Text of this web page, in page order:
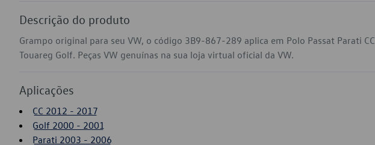
Descrição do produto
Grampo original para seu VW, o código 3B9-867-289 aplica em Polo Passat Parati CC
Touareg Golf. Peças VW genuínas na sua loja virtual oficial da VW.
Aplicações
CC 2012 - 2017
Golf 2000 - 2001
Parati 2003 - 2006